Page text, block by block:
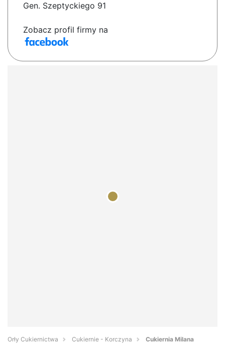
Gen. Szeptyckiego 91
Zobacz profil firmy na
Orły Cukiernictwa Cukiernie - Korczyna Cukiernia Milana